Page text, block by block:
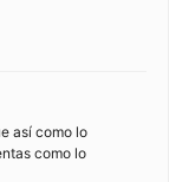
así como lo
como lo